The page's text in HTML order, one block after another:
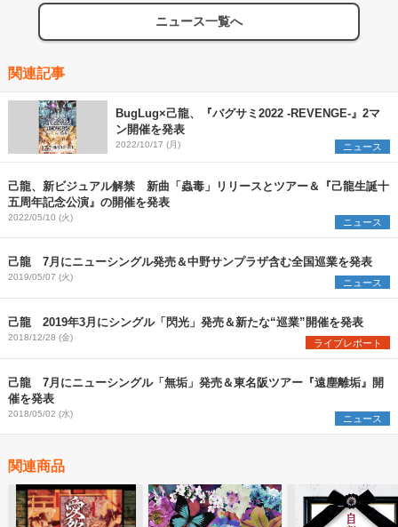
ニュース一覧へ
関連記事
BugLug×己龍、『バグサミ2022 -REVENGE-』2マ
ン開催を発表
2022/10/17 (月) ニュース
己龍、新ビジュアル解禁 新曲「蟲毒」リリースとツアー＆『己龍生誕十
五周年記念公演』の開催を発表
2022/05/10 (火) ニュース
己龍 7月にニューシングル発売＆中野サンプラザ含む全国巡業を発表
2019/05/07 (火) ニュース
己龍 2019年3月にシングル「閃光」発売＆新たな“巡業”開催を発表
2018/12/28 (金) ライブレポート
己龍 7月にニューシングル「無垢」発売＆東名阪ツアー『遠塵離垢』開
催を発表
2018/05/02 (水) ニュース
関連商品